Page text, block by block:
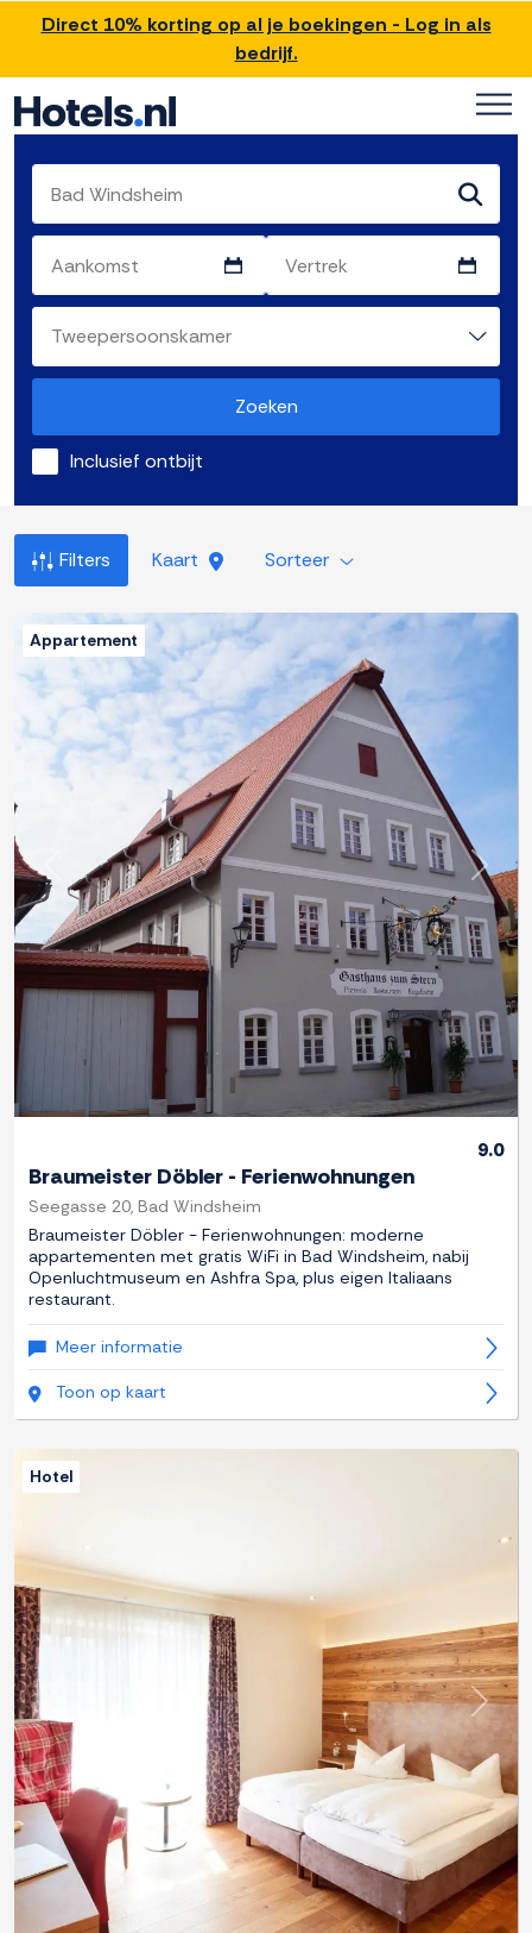
Direct 10% korting op al je boekingen - Log in als
bedrijf.
Zoeken
Inclusief ontbijt
Filters Kaart Sorteer
Previous Next
Appartement
9.0
Braumeister Döbler - Ferienwohnungen
Seegasse 20, Bad Windsheim
Braumeister Döbler - Ferienwohnungen: moderne
appartementen met gratis WiFi in Bad Windsheim, nabij
Openluchtmuseum en Ashfra Spa, plus eigen Italiaans
restaurant.
Meer informatie
Toon op kaart
Next
Hotel